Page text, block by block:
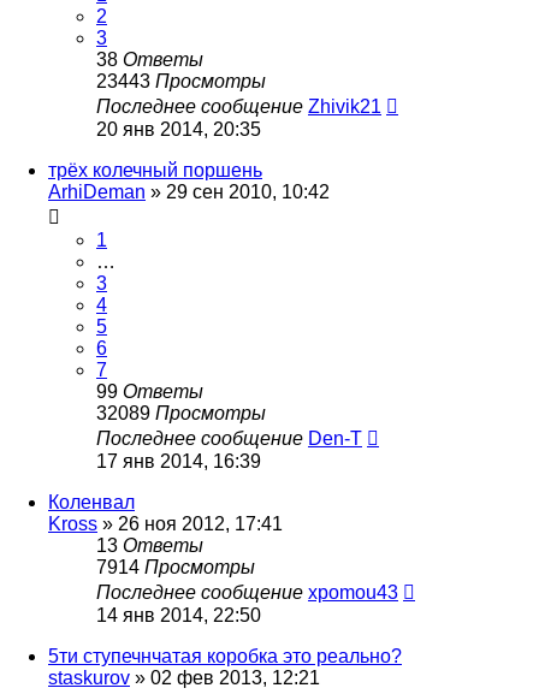
2
3
38 Ответы
23443 Просмотры
Последнее сообщение Zhivik21
20 янв 2014, 20:35
трёх колечный поршень
ArhiDeman » 29 сен 2010, 10:42
1
…
3
4
5
6
7
99 Ответы
32089 Просмотры
Последнее сообщение Den-T
17 янв 2014, 16:39
Коленвал
Kross » 26 ноя 2012, 17:41
13 Ответы
7914 Просмотры
Последнее сообщение xpomou43
14 янв 2014, 22:50
5ти ступечнчатая коробка это реально?
staskurov » 02 фев 2013, 12:21